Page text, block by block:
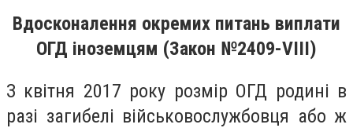
Вдосконалення окремих питань виплати
ОГД іноземцям (Закон №2409-VIII)
З квітня 2017 року розмір ОГД родині в
разі загибелі військовослужбовця або ж